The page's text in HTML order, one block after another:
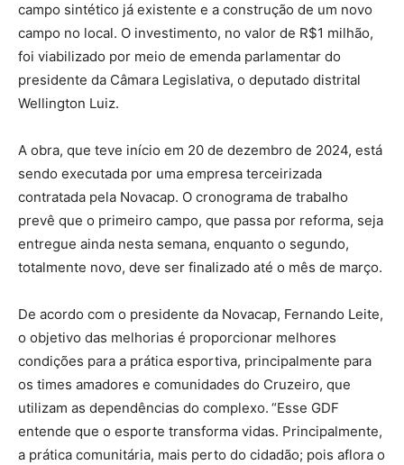
campo sintético já existente e a construção de um novo
campo no local. O investimento, no valor de R$1 milhão,
foi viabilizado por meio de emenda parlamentar do
presidente da Câmara Legislativa, o deputado distrital
Wellington Luiz.
A obra, que teve início em 20 de dezembro de 2024, está
sendo executada por uma empresa terceirizada
contratada pela Novacap. O cronograma de trabalho
prevê que o primeiro campo, que passa por reforma, seja
entregue ainda nesta semana, enquanto o segundo,
totalmente novo, deve ser finalizado até o mês de março.
De acordo com o presidente da Novacap, Fernando Leite,
o objetivo das melhorias é proporcionar melhores
condições para a prática esportiva, principalmente para
os times amadores e comunidades do Cruzeiro, que
utilizam as dependências do complexo. “Esse GDF
entende que o esporte transforma vidas. Principalmente,
a prática comunitária, mais perto do cidadão; pois aflora o